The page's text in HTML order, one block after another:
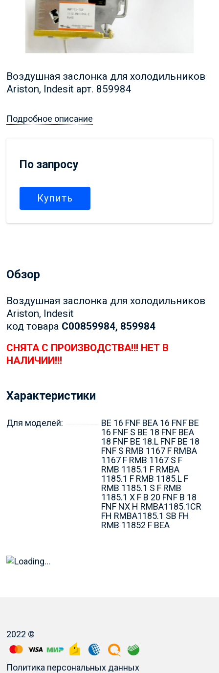
Воздушная заслонка для холодильников
Ariston, Indesit арт. 859984
Подробное описание
По запросу
Купить
Обзор
Воздушная заслонка для холодильников
Ariston, Indesit
код товара C00859984, 859984
СНЯТА С ПРОИЗВОДСТВА!!! НЕТ В
НАЛИЧИИ!!!
Характеристики
Для моделей:
BE 16 FNF BEA 16 FNF BE
16 FNF S BE 18 FNF BEA
18 FNF BE 18.L FNF BE 18
FNF S RMB 1167 F RMBA
1167 F RMB 1167 S F
RMB 1185.1 F RMBA
1185.1 F RMB 1185.L F
RMB 1185.1 S F RMB
1185.1 X F B 20 FNF B 18
FNF NX H RMBA1185.1CR
FH RMBA1185.1 SB FH
RMB 11852 F BEA
2022 ©
Политика персональных данных